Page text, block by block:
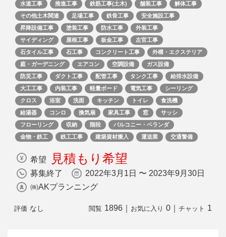
水道工事
推進工事 鉄筋工事(土木) 舗装工事
解体工事
その他土木関連
足場工事 鉄骨工事
安全施設工事
昇降設備工事
塗装工事 防水工事
外装工事
サイディング
屋根工事 板金工事
左官工事
石タイル工事
石工事 コンクリート工事
外構・エクステリア
庭・ガーデニング
エアコン 空調設備
ガス設備
防災工事
ダクト工事 配管工事 タンク工事
給排水設備
大工工事
内装工事 軽量ボード 電気工事
シーリング
クロス
浴室 洗面 キッチン トイレ
食洗機
給湯器
コンロ 換気扇 家具工事 窓
サッシ
フローリング
収納 階段
バルコニー・ベランダ
金物・鉄工
鉄工工事 建築資材搬入 運送業 交通警備
希望 見積もり希望
募集終了
2022年3月1日 〜 2023年9月30日
㈱AKプランニング
評価 なし 閲覧 1896 お気に入り 0 チャット 1